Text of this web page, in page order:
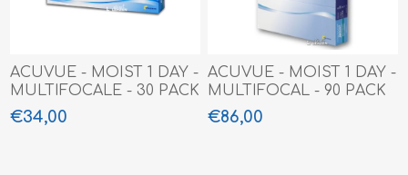
ACUVUE - MOIST 1 DAY -
MULTIFOCALE - 30 PACK
€34,00
ACUVUE - MOIST 1 DAY -
MULTIFOCAL - 90 PACK
€86,00